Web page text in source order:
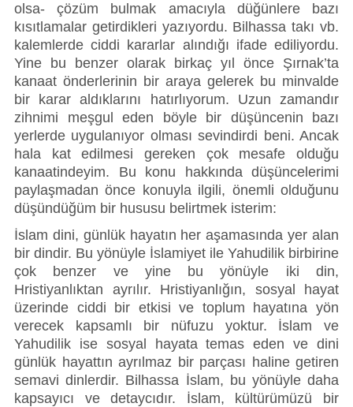
olsa- çözüm bulmak amacıyla düğünlere bazı
kısıtlamalar getirdikleri yazıyordu. Bilhassa takı vb.
kalemlerde ciddi kararlar alındığı ifade ediliyordu.
Yine bu benzer olarak birkaç yıl önce Şırnak’ta
kanaat önderlerinin bir araya gelerek bu minvalde
bir karar aldıklarını hatırlıyorum. Uzun zamandır
zihnimi meşgul eden böyle bir düşüncenin bazı
yerlerde uygulanıyor olması sevindirdi beni. Ancak
hala kat edilmesi gereken çok mesafe olduğu
kanaatindeyim. Bu konu hakkında düşüncelerimi
paylaşmadan önce konuyla ilgili, önemli olduğunu
düşündüğüm bir hususu belirtmek isterim:
İslam dini, günlük hayatın her aşamasında yer alan
bir dindir. Bu yönüyle İslamiyet ile Yahudilik birbirine
çok benzer ve yine bu yönüyle iki din,
Hristiyanlıktan ayrılır. Hristiyanlığın, sosyal hayat
üzerinde ciddi bir etkisi ve toplum hayatına yön
verecek kapsamlı bir nüfuzu yoktur. İslam ve
Yahudilik ise sosyal hayata temas eden ve dini
günlük hayattın ayrılmaz bir parçası haline getiren
semavi dinlerdir. Bilhassa İslam, bu yönüyle daha
kapsayıcı ve detaycıdır. İslam, kültürümüzü bir